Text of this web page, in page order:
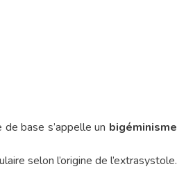
base s’appelle un bigéminisme
selon l’origine de l’extrasystole.